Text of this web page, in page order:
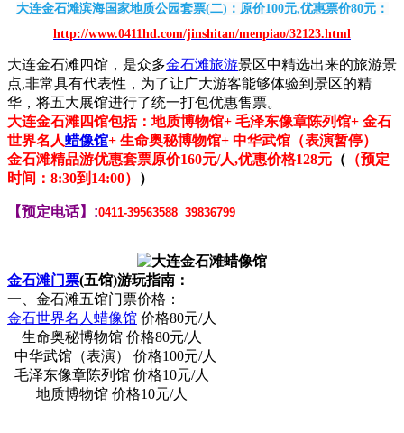
大连金石滩滨海国家地质公园套票(二)：原价100元,优惠票价80元：
http://www.0411hd.com/jinshitan/menpiao/32123.html
大连金石滩四馆，是众多金石滩旅游景区中精选出来的旅游景
点,非常具有代表性，为了让广大游客能够体验到景区的精
华，将五大展馆进行了统一打包优惠售票。
大连金石滩四馆包括：地质博物馆+ 毛泽东像章陈列馆+ 金石
世界名人蜡像馆+ 生命奥秘博物馆+ 中华武馆（表演暂停）
金石滩精品游优惠套票原价160元/人,优惠价格128元 （ （预定
时间：8:30到14:00）
）
【预定电话】:0411-39563588 39836799
金石滩门票(五馆)游玩指南：
一、金石滩五馆门票价格：
金石世界名人蜡像馆 价格80元/人
生命奥秘博物馆 价格80元/人
中华武馆（表演） 价格100元/人
毛泽东像章陈列馆 价格10元/人
地质博物馆 价格10元/人